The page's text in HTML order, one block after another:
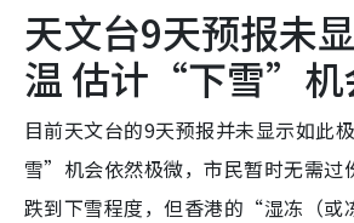
天文台9天预报未
温 估计“下雪”机
目前天文台的9天预报并未显示如此
雪”机会依然极微，市民暂时无需过
跌到下雪程度，但香港的“湿冻（